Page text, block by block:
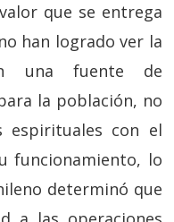
que se entrega
han logrado ver la
una fuente de
la población, no
espirituales con el
funcionamiento, lo
determinó que